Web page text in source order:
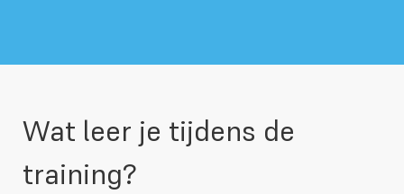
Wat leer je tijdens de
training?